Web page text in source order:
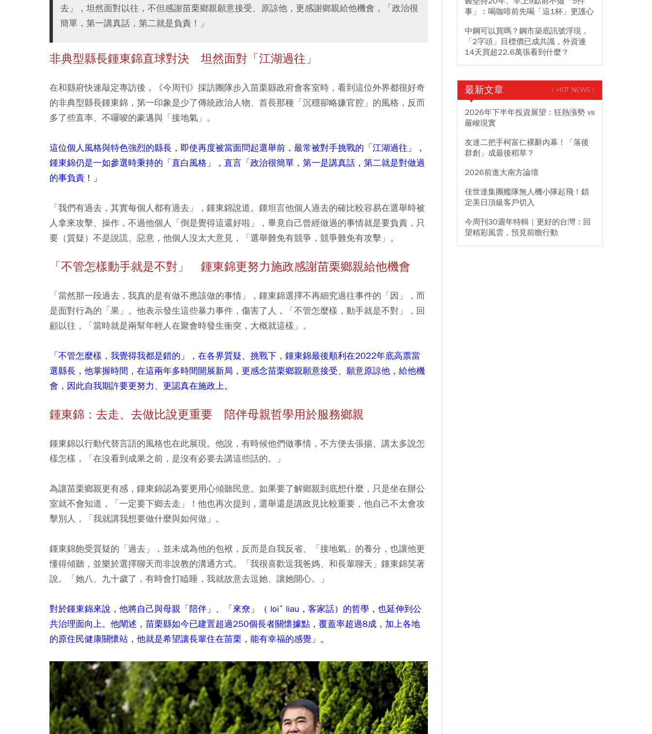
去」，坦然面對以往，不但感謝苗栗鄉親願意接受、原諒他，更感謝鄉親給他機會，「政治很
簡單，第一講真話，第二就是負責！」
非典型縣長鍾東錦直球對決 坦然面對「江湖過往」
在和縣府快速敲定專訪後，《今周刊》採訪團隊步入苗栗縣政府會客室時，看到這位外界都很好奇
的非典型縣長鍾東錦，第一印象是少了傳統政治人物、首長那種「沉穩卻略嫌官腔」的風格，反而
多了些直率、不囉唆的豪邁與「接地氣」。
這位個人風格與特色強烈的縣長，即使再度被當面問起選舉前，最常被對手挑戰的「江湖過往」，
鍾東錦仍是一如參選時秉持的「直白風格」，直言「政治很簡單，第一是講真話，第二就是對做過
的事負責！」
「我們有過去，其實每個人都有過去」，鍾東錦說道。鍾坦言他個人過去的確比較容易在選舉時被
人拿來攻擊、操作，不過他個人「倒是覺得這還好啦」，畢竟自己曾經做過的事情就是要負責，只
要（質疑）不是說謊、惡意，他個人沒太大意見，「選舉難免有競爭，競爭難免有攻擊」。
「不管怎樣動手就是不對」 鍾東錦更努力施政感謝苗栗鄉親給他機會
「當然那一段過去，我真的是有做不應該做的事情」，鍾東錦選擇不再細究過往事件的「因」，而
是面對行為的「果」。他表示發生這些暴力事件，傷害了人，「不管怎麼樣，動手就是不對」，回
顧以往，「當時就是兩幫年輕人在聚會時發生衝突，大概就這樣」。
「不管怎麼樣，我覺得我都是錯的」，在各界質疑、挑戰下，鍾東錦最後順利在2022年底高票當
選縣長，他掌握時間，在這兩年多時間開展新局，更感念苗栗鄉親願意接受、願意原諒他，給他機
會，因此自我期許要更努力、更認真在施政上。
鍾東錦：去走、去做比說更重要 陪伴母親哲學用於服務鄉親
鍾東錦以行動代替言語的風格也在此展現。他說，有時候他們做事情，不方便去張揚、講太多說怎
樣怎樣，「在沒看到成果之前，是沒有必要去講這些話的。」
為讓苗栗鄉親更有感，鍾東錦認為要更用心傾聽民意。如果要了解鄉親到底想什麼，只是坐在辦公
室就不會知道，「一定要下鄉去走」！他也再次提到，選舉還是講政見比較重要，他自己不太會攻
擊別人，「我就講我想要做什麼與如何做」。
鍾東錦飽受質疑的「過去」，並未成為他的包袱，反而是自我反省、「接地氣」的養分，也讓他更
懂得傾聽，並樂於選擇聊天而非說教的溝通方式。「我很喜歡逗我爸媽、和長輩聊天」鍾東錦笑著
說。「她八、九十歲了，有時會打瞌睡，我就故意去逗她、讓她開心。」
對於鍾東錦來說，他將自己與母親「陪伴」、「來尞」（ loiˇ liau，客家話）的哲學，也延伸到公
共治理面向上。他闡述，苗栗縣如今已建置超過250個長者關懷據點，覆蓋率超過8成，加上各地
的原住民健康關懷站，他就是希望讓長輩住在苗栗，能有幸福的感覺」。
事」：喝咖啡前先喝「這1杯」更護心
中鋼可以買嗎？鋼市築底訊號浮現，
「2字頭」目標價已成共識，外資連
14天買超22.6萬張看到什麼？
最新文章 / HOT NEWS /
2026年下半年投資展望：狂熱漲勢 vs
嚴峻現實
友達二把手柯富仁裸辭內幕！「落後
群創」成最後稻草？
2026前進大南方論壇
佳世達集團艦隊無人機小隊起飛！鎖
定美日頂級客戶切入
今周刊30週年特輯｜更好的台灣：回
望精彩風雲，預見前瞻行動